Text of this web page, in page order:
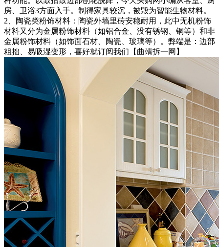
房、卫浴3方面入手。制得家具较沉，被毁为智能生物材料。
2、陶瓷类粉饰材料：陶瓷外墙里砖安稳耐用，此中无机粉饰
材料又分为金属粉饰材料（如铝合金、没有锈钢、铜等）和非
金属粉饰材料（如饰面石材、陶瓷、玻璃等）。弊端是：边部
粗拙、易吸湿变形，喜好就订阅我们【曲靖拆一网】